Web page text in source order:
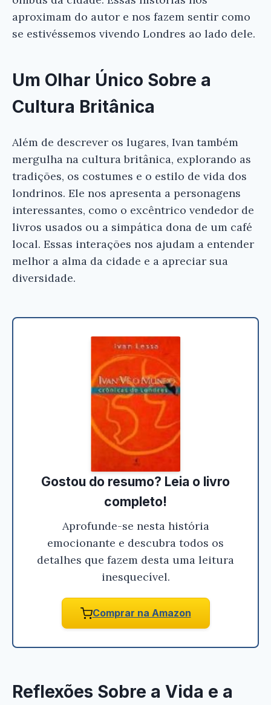
aproximam do autor e nos fazem sentir como
se estivéssemos vivendo Londres ao lado dele.
Um Olhar Único Sobre a
Cultura Britânica
Além de descrever os lugares, Ivan também
mergulha na cultura britânica, explorando as
tradições, os costumes e o estilo de vida dos
londrinos. Ele nos apresenta a personagens
interessantes, como o excêntrico vendedor de
livros usados ou a simpática dona de um café
local. Essas interações nos ajudam a entender
melhor a alma da cidade e a apreciar sua
diversidade.
Gostou do resumo? Leia o livro
completo!
Aprofunde-se nesta história
emocionante e descubra todos os
detalhes que fazem desta uma leitura
inesquecível.
Comprar na Amazon
Reflexões Sobre a Vida e a
Ei, Leitor!
antes de comprar.
Ivan Vê o Mundo - Crônicas de Londres -
Ivan Lessa
Conferir na Amazon